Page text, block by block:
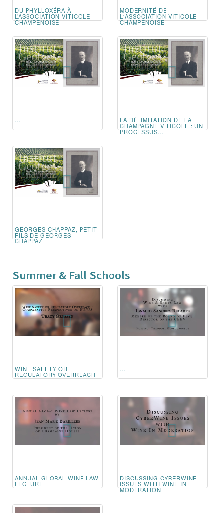
DU PHYLLOXÉRA À
L’ASSOCIATION VITICOLE
CHAMPENOISE
MODERNITÉ DE
L'ASSOCIATION VITICOLE
CHAMPENOISE
... LA DÉLIMITATION DE LA
CHAMPAGNE VITICOLE : UN
PROCESSUS...
GEORGES CHAPPAZ, PETIT-
FILS DE GEORGES
CHAPPAZ
Summer & Fall Schools
WINE SAFETY OR
REGULATORY OVERREACH
...
ANNUAL GLOBAL WINE LAW
LECTURE
DISCUSSING CYBERWINE
ISSUES WITH WINE IN
MODERATION